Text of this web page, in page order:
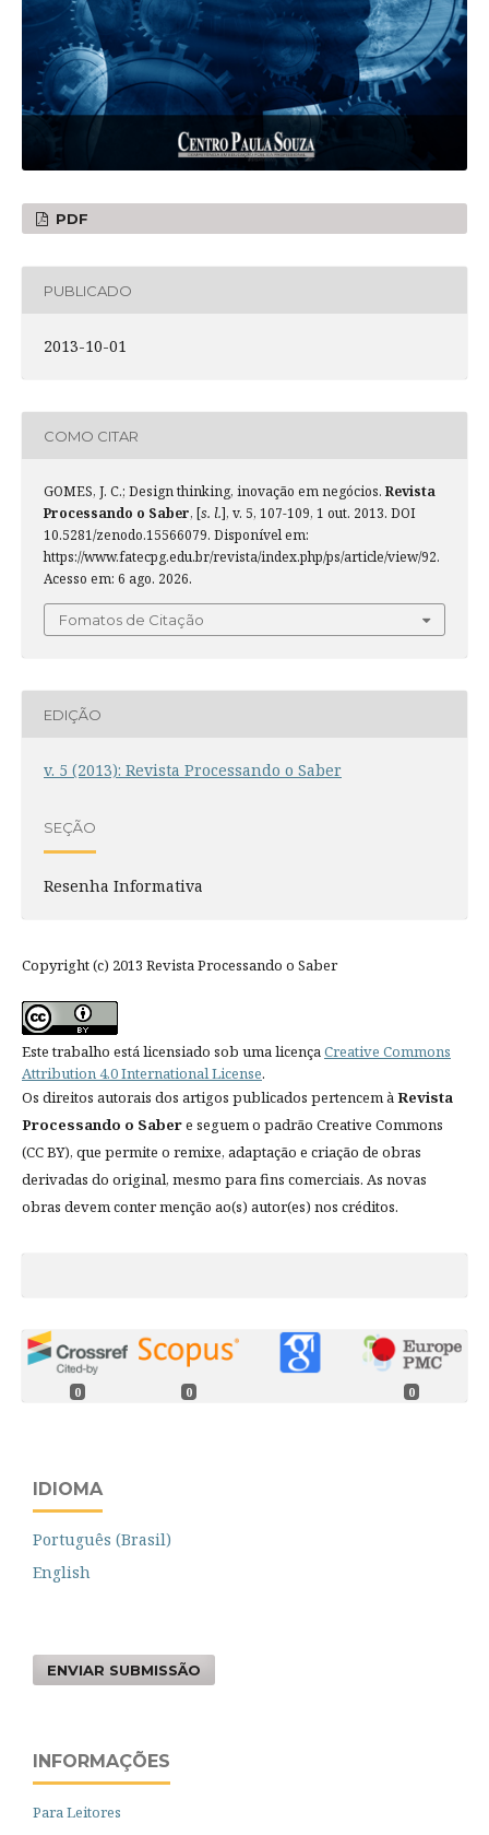
PDF
PUBLICADO
2013-10-01
COMO CITAR
GOMES, J. C.; Design thinking, inovação em negócios. Revista
Processando o Saber, [s. l.], v. 5, 107-109, 1 out. 2013. DOI
10.5281/zenodo.15566079. Disponível em:
https://www.fatecpg.edu.br/revista/index.php/ps/article/view/92.
Acesso em: 6 ago. 2026.
Fomatos de Citação
EDIÇÃO
v. 5 (2013): Revista Processando o Saber
SEÇÃO
Resenha Informativa
Copyright (c) 2013 Revista Processando o Saber
Este trabalho está licensiado sob uma licençaCreative Commons
Attribution 4.0 International License.
Os direitos autorais dos artigos publicados pertencem àRevista
Processando o Sabere seguem o padrão Creative Commons
(CC BY), que permite o remixe, adaptação e criação de obras
derivadas do original, mesmo para fins comerciais. As novas
obras devem conter menção ao(s) autor(es) nos créditos.
0 0 0
IDIOMA
Português (Brasil)
English
ENVIAR SUBMISSÃO
INFORMAÇÕES
Para Leitores